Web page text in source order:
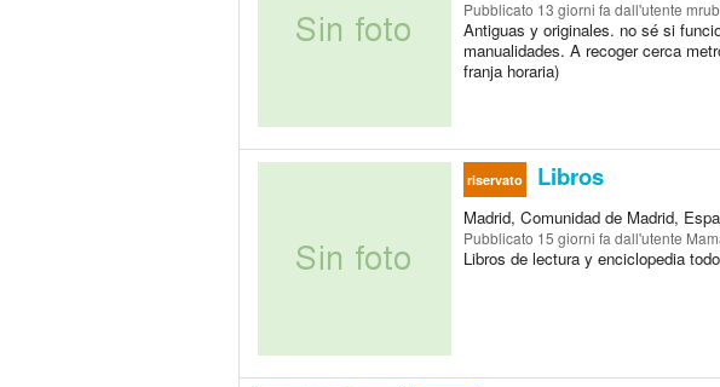
Pubblicato 13 giorni fa dall'utente
Antiguas y originales. no sé si
manualidades. A recoger cerca
franja horaria)
riservato Libros
Madrid, Comunidad de Madrid,
Pubblicato 15 giorni fa dall'utente
Libros de lectura y enciclopedia